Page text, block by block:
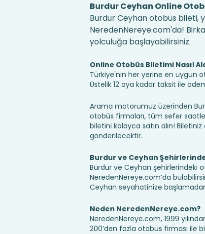
Burdur Ceyhan Online
Burdur Ceyhan otobüs bileti,
NeredenNereye.com'da!
yolculuğa başlayabilirsiniz.
Online Otobüs Biletimi Nasıl
Türkiye'nin her yerine en uygun
Üstelik 12 aya kadar taksit ile
Arama motorumuz üzerinden
otobüs firmaları, tüm sefer
biletini kolayca satın alın!
gönderilecektir.
Burdur ve Ceyhan
Burdur ve Ceyhan şehirlerindeki
NeredenNereye.com’da
Ceyhan seyahatinize
Neden NeredenNereye.com?
NeredenNereye.com, 1999
200’den fazla otobüs firması ile